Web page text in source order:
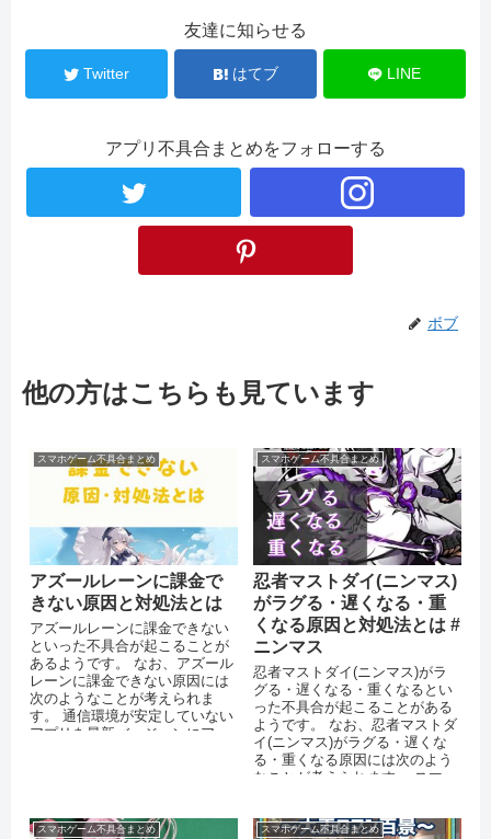
友達に知らせる
Twitter はてブ LINE
アプリ不具合まとめをフォローする
ボブ
他の方はこちらも見ています
スマホゲーム不具合まとめ
アズールレーンに課金で
きない原因と対処法とは
アズールレーンに課金できない
といった不具合が起こることが
あるようです。 なお、アズール
レーンに課金できない原因には
次のようなことが考えられま
す。 通信環境が安定していない
アプリを最新バージョンにアッ
スマホゲーム不具合まとめ
忍者マストダイ(ニンマス)
がラグる・遅くなる・重
くなる原因と対処法とは #
ニンマス
忍者マストダイ(ニンマス)がラ
グる・遅くなる・重くなるとい
った不具合が起こることがある
ようです。 なお、忍者マストダ
イ(ニンマス)がラグる・遅くな
る・重くなる原因には次のよう
なことが考えられます。 スマー
スマホゲーム不具合まとめ スマホゲーム不具合まとめ